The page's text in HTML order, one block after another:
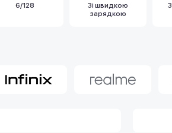
6/128
Зі швидкою
зарядкою